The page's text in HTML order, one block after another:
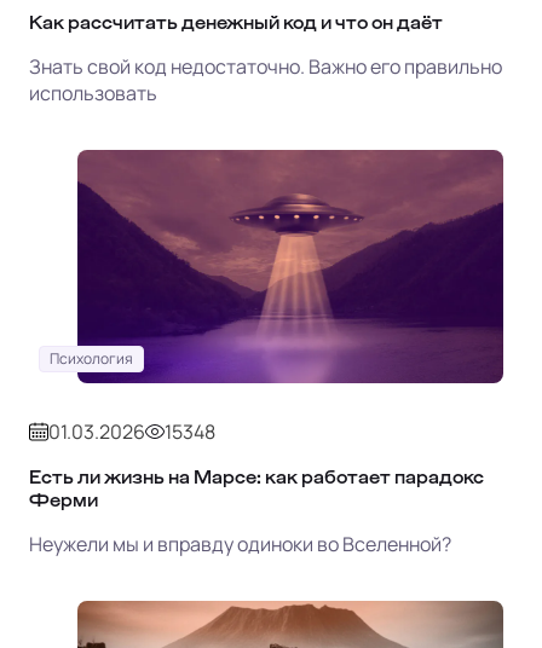
Как рассчитать денежный код и что он даёт
Знать свой код недостаточно. Важно его правильно
использовать
Психология
01.03.2026 15348
Есть ли жизнь на Марсе: как работает парадокс
Ферми
Неужели мы и вправду одиноки во Вселенной?